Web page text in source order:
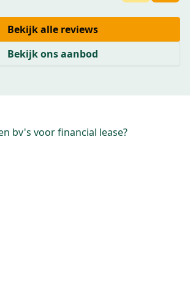
Bekijk alle reviews
Bekijk ons aanbod